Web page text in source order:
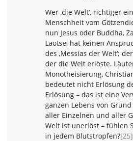
Wer ‚die Welt‘, richtiger
Menschheit vom
nun Jesus oder Buddha,
Laotse, hat keinen
des ‚Messias der Welt‘;
der die Welt erlöste.
Monotheisierung,
bedeutet nicht Erlösung
Erlösung – das ist eine
ganzen Lebens von
aller Einzelnen und aller
Welt ist unerlöst – fühlen
in jedem Blutstropfen?[25]